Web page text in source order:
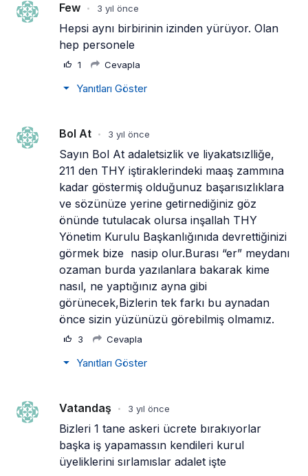
Few • 3 yıl önce
Hepsi aynı birbirinin izinden yürüyor. Olan
hep personele
1 Cevapla
Yanıtları Göster
Bol At • 3 yıl önce
Sayın Bol At adaletsizlik ve liyakatsızlliğe,
211 den THY iştiraklerindeki maaş zammına
kadar göstermiş olduğunuz başarısızlıklara
ve sözünüze yerine getirnediğiniz göz
önünde tutulacak olursa inşallah THY
Yönetim Kurulu Başkanlığınıda devrettiğinizi
görmek bize  nasip olur.Burası “er” meydanı
ozaman burda yazılanlara bakarak kime
nasıl, ne yaptığınız ayna gibi
görünecek,Bizlerin tek farkı bu aynadan
önce sizin yüzünüzü görebilmiş olmamız.
3 Cevapla
Yanıtları Göster
Vatandaş • 3 yıl önce
Bizleri 1 tane askeri ücrete bırakıyorlar
başka iş yapamassın kendileri kurul
üyeliklerini sırlamıslar adalet işte